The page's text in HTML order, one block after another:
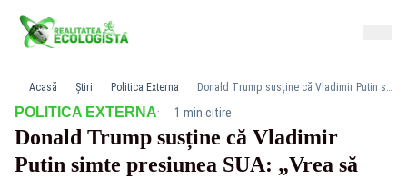
Acasă Știri Politica Externa Donald Trump susține că Vladimir Putin simte presiunea SUA: „Vrea să încheie războiul. Suntem în negocieri”
POLITICA EXTERNA· 1 min citire
Donald Trump susține că Vladimir
Putin simte presiunea SUA: „Vrea să